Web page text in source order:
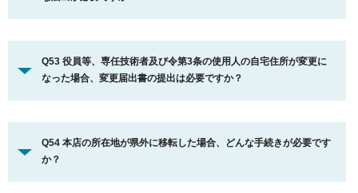
Q53 役員等、専任技術者及び令第3条の使用人の自宅住所が変更に
なった場合、変更届出書の提出は必要ですか？
Q54 本店の所在地が県外に移転した場合、どんな手続きが必要です
か？